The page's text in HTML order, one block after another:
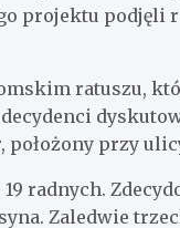
projektu podjęli
ratuszu,
przy
radnych.
Zaledwie